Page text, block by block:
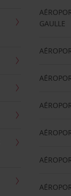
GAULLE